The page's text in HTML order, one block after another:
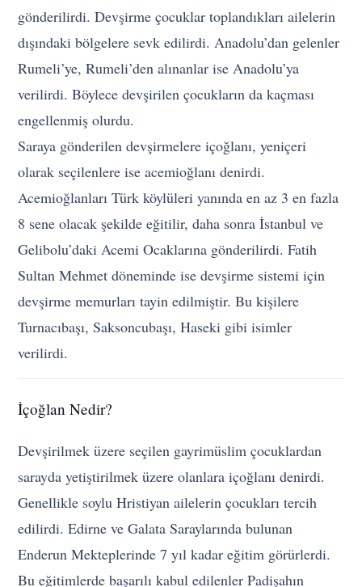
gönderilirdi. Devşirme çocuklar toplandıkları ailelerin
dışındaki bölgelere sevk edilirdi. Anadolu’dan gelenler
Rumeli’ye, Rumeli’den alınanlar ise Anadolu’ya
verilirdi. Böylece devşirilen çocukların da kaçması
engellenmiş olurdu.
Saraya gönderilen devşirmelere içoğlanı, yeniçeri
olarak seçilenlere ise acemioğlanı denirdi.
Acemioğlanları Türk köylüleri yanında en az 3 en fazla
8 sene olacak şekilde eğitilir, daha sonra İstanbul ve
Gelibolu’daki Acemi Ocaklarına gönderilirdi. Fatih
Sultan Mehmet döneminde ise devşirme sistemi için
devşirme memurları tayin edilmiştir. Bu kişilere
Turnacıbaşı, Saksoncubaşı, Haseki gibi isimler
verilirdi.
İçoğlan Nedir?
Devşirilmek üzere seçilen gayrimüslim çocuklardan
sarayda yetiştirilmek üzere olanlara içoğlanı denirdi.
Genellikle soylu Hristiyan ailelerin çocukları tercih
edilirdi. Edirne ve Galata Saraylarında bulunan
Enderun Mekteplerinde 7 yıl kadar eğitim görürlerdi.
Bu eğitimlerde başarılı kabul edilenler Padişahın